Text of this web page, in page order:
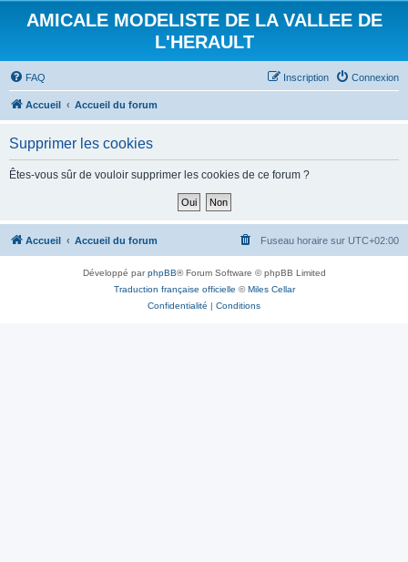
AMICALE MODELISTE DE LA VALLEE DE
L'HERAULT
FAQ Connexion
Inscription
Accueil Accueil du forum
Supprimer les cookies
Êtes-vous sûr de vouloir supprimer les cookies de ce forum ?
Accueil Accueil du forum Fuseau horaire sur UTC+02:00
Développé parphpBB® Forum Software © phpBB Limited
Traduction française officielle ©Miles Cellar
Confidentialité | Conditions